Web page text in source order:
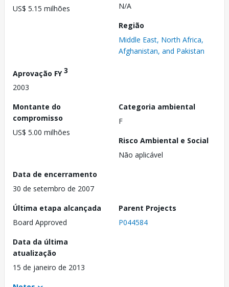
US$ 5.15 milhões
N/A
Região
Middle East, North Africa,
Afghanistan, and Pakistan
Aprovação FY3
2003
Montante do
compromisso
US$ 5.00 milhões
Categoria ambiental
F
Risco Ambiental e Social
Não aplicável
Data de encerramento
30 de setembro de 2007
Última etapa alcançada
Board Approved
Parent Projects
P044584
Data da última
atualização
15 de janeiro de 2013